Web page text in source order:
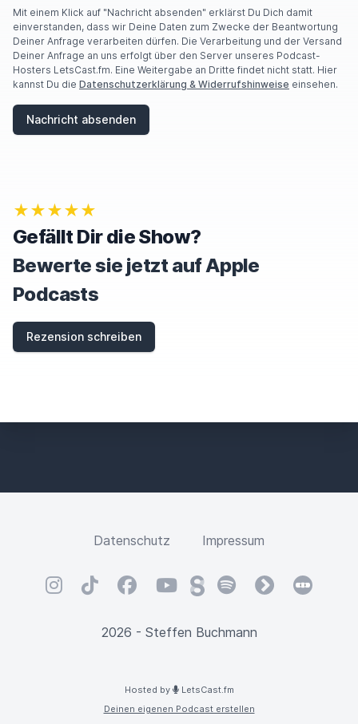
A
R
E
A
H
U
R
E
T
H
I
S
F
E
Mit einem Klick auf "Nachricht absenden" erklärst Du Dich damit
einverstanden, dass wir Deine Daten zum Zwecke der Beantwortung
Deiner Anfrage verarbeiten dürfen. Die Verarbeitung und der Versand
Deiner Anfrage an uns erfolgt über den Server unseres Podcast-
Hosters LetsCast.fm. Eine Weitergabe an Dritte findet nicht statt. Hier
kannst Du die Datenschutzerklärung & Widerrufshinweise einsehen.
Nachricht absenden
★★★★★
Gefällt Dir die Show?
Bewerte sie jetzt auf Apple
Podcasts
Rezension schreiben
Datenschutz Impressum
InstagramTikTokFacebookYouTubeSteadySpotifyfyyd
2026 - Steffen Buchmann
Hosted by
LetsCast.fm
Deinen eigenen Podcast erstellen